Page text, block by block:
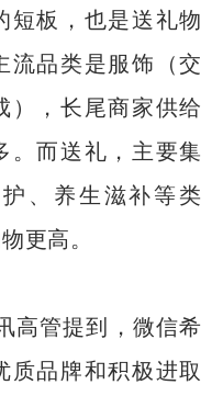
短板，也是送礼物
流品类是服饰（交
），长尾商家供给
。而送礼，主要集
、养生滋补等类
更高。
高管提到，微信希
质品牌和积极进取